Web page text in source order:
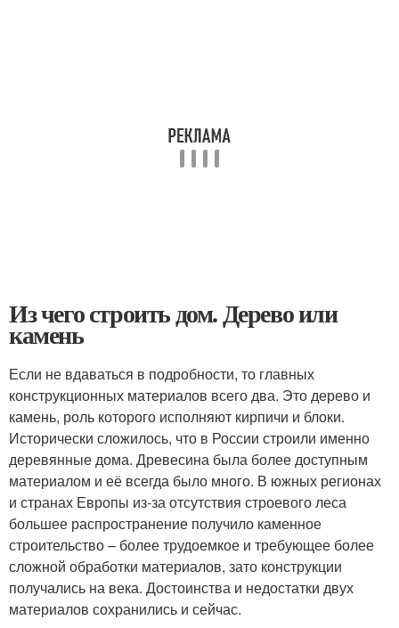
Из чего строить дом. Дерево или
камень
Если не вдаваться в подробности, то главных
конструкционных материалов всего два. Это дерево и
камень, роль которого исполняют кирпичи и блоки.
Исторически сложилось, что в России строили именно
деревянные дома. Древесина была более доступным
материалом и её всегда было много. В южных регионах
и странах Европы из-за отсутствия строевого леса
большее распространение получило каменное
строительство – более трудоемкое и требующее более
сложной обработки материалов, зато конструкции
получались на века. Достоинства и недостатки двух
материалов сохранились и сейчас.